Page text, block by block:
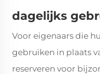
dagelijks
Voor eigenaars die
gebruiken in plaats
reserveren voor